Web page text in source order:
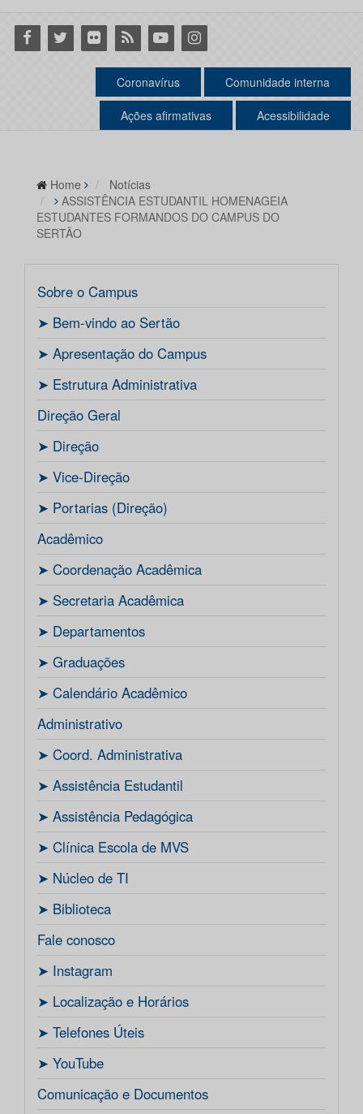
Facebook
Twitter Flickr RSS YoutubeInstagram
Coronavírus Comunidade interna
Ações afirmativas Acessibilidade
Home
Notícias
ASSISTÊNCIA ESTUDANTIL HOMENAGEIA
ESTUDANTES FORMANDOS DO CAMPUS DO
SERTÃO
Sobre o Campus
ㅤ➤ Bem-vindo ao Sertão
ㅤ➤ Apresentação do Campus
ㅤ➤ Estrutura Administrativa
Direção Geral
ㅤ➤ Direção
ㅤ➤ Vice-Direção
ㅤ➤ Portarias (Direção)
Acadêmico
ㅤ➤ Coordenação Acadêmica
ㅤㅤ➤ Secretaria Acadêmica
ㅤ➤ Departamentos
ㅤ➤ Graduações
ㅤ➤ Calendário Acadêmico
Administrativo
ㅤ➤ Coord. Administrativa
ㅤ➤ Assistência Estudantil
ㅤ➤ Assistência Pedagógica
ㅤ➤ Clínica Escola de MVS
ㅤ➤ Núcleo de TI
ㅤ➤ Biblioteca
Fale conosco
ㅤ➤ Instagram
ㅤ➤ Localização e Horários
ㅤ➤ Telefones Úteis
ㅤ➤ YouTube
Comunicação e Documentos